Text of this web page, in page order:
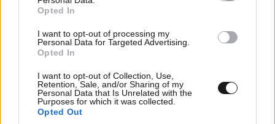
Opted In
I want to opt-out of processing my
Personal Data for Targeted Advertising.
Opted In
I want to opt-out of Collection, Use,
Retention, Sale, and/or Sharing of my
Personal Data that Is Unrelated with the
Purposes for which it was collected.
Opted Out
να σαμποτάρεις τις σχέσεις σου.
Υδροχόος
άνθρωποι στην καθημερινότητά σου. Αν πρόσφατα
απομακρύνθηκες από στόχους που αφορούν την
εργασία ή την υγεία σου, προσπάθησε να